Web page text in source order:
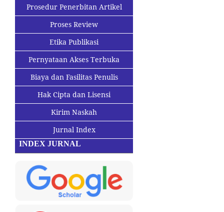
Prosedur Penerbitan Artikel
Proses Review
Etika Publikasi
Pernyataan Akses Terbuka
Biaya dan Fasilitas Penulis
Hak Cipta dan Lisensi
Kirim Naskah
Jurnal Index
INDEX JURNAL